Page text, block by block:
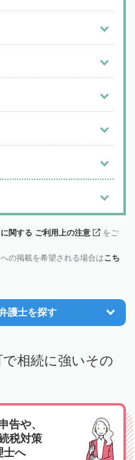
関する ご利用上の注意
をご
の掲載を希望される場合はこち
護士を探す
相続に強いその
告や、
税対策
士へ